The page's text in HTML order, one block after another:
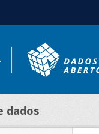
dados